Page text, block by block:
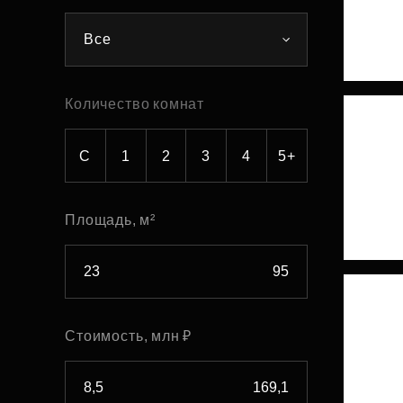
Все
Количество комнат
С 1 2 3 4 5+
Площадь, м²
Стоимость, млн ₽